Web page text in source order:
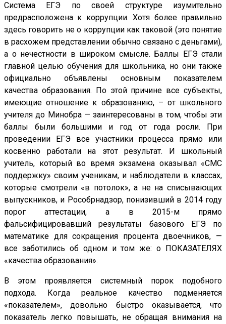
Система ЕГЭ по своей структуре изумительно
предрасположена к коррупции. Хотя более правильно
здесь говорить не о коррупции как таковой (это понятие
в расхожем представлении обычно связано с деньгами),
а о нечестности в широком смысле. Баллы ЕГЭ стали
главной целью обучения для школьника, но они также
официально объявлены основным показателем
качества образования. По этой причине все субъекты,
имеющие отношение к образованию, – от школьного
учителя до Минобра — заинтересованы в том, чтобы эти
баллы были большими и год от года росли. При
проведении ЕГЭ все участники процесса прямо или
косвенно работали на этот результат. И школьный
учитель, который во время экзамена оказывал «СМС
поддержку» своим ученикам, и наблюдатели в классах,
которые смотрели «в потолок», а не на списывающих
выпускников, и Рособрнадзор, понизивший в 2014 году
порог аттестации, а в 2015-м прямо
фальсифицировавший результаты базового ЕГЭ по
математике для сокращения процента двоечников, —
все заботились об одном и том же: о ПОКАЗАТЕЛЯХ
«качества образования».
В этом проявляется системный порок подобного
подхода. Когда реальное качество подменяется
«показателем», довольно быстро оказывается, что
показатель легко повышать, не обращая внимания на